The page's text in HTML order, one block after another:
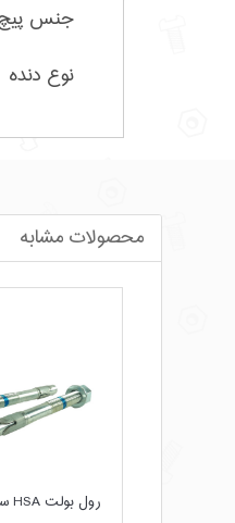
جنس
نوع دنده
محصولات مشابه
رول بولت HSA سایز 75 , 8